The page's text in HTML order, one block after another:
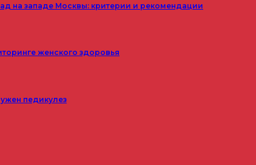
на западе Москвы: критерии и рекомендации
женского здоровья
педикулез